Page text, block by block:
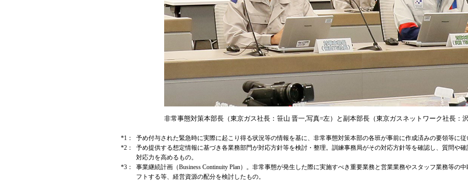
非常事態対策本部長（東京ガス社長：笹山 晋一,写真=左）と副本部長（東京ガスネットワーク社長：沢
*1：
予め付与された緊急時に実際に起こり得る状況等の情報を基に、非常事態対策本部の各班が事前に作成済みの要領等に従
*2：
予め提供する想定情報に基づき各業務部門が対応方針等を検討・整理。訓練事務局がその対応方針等を確認し、質問や
対応力を高めるもの。
*3：
事業継続計画（Business Continuity Plan）。非常事態が発生した際に実施すべき重要業務と営業業務やスタッフ業務等の
フトする等、経営資源の配分を検討したもの。